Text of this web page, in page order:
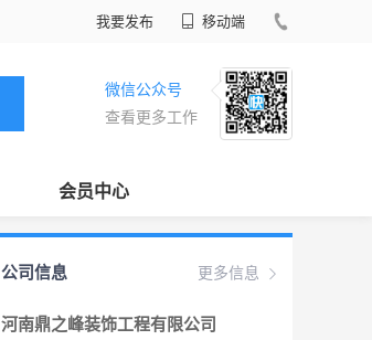
我要发布 移动端
微信公众号
查看更多工作
会员中心
更多信息
公司信息
河南鼎之峰装饰工程有限公司